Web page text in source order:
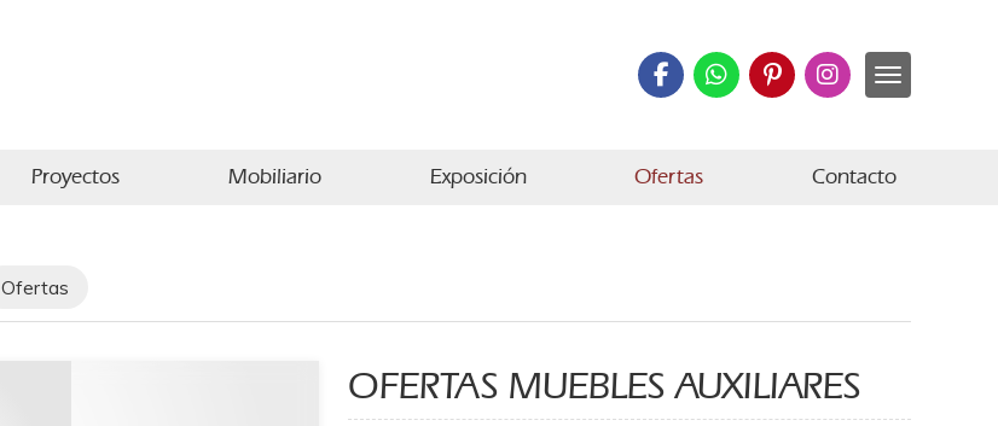
Proyectos Mobiliario Exposición Ofertas Contacto
Ofertas
OFERTAS MUEBLES AUXILIARES